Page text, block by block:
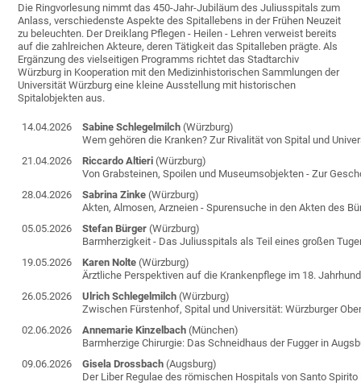
Die Ringvorlesung nimmt das 450-Jahr-Jubiläum des Juliusspitals zum
Anlass, verschiedenste Aspekte des Spitallebens in der Frühen Neuzeit
zu beleuchten. Der Dreiklang Pflegen ­­- Heilen - Lehren verweist bereits
auf die zahlreichen Akteure, deren Tätigkeit das Spitalleben prägte. Als
Ergänzung des vielseitigen Programms richtet das Stadtarchiv
Würzburg in Kooperation mit den Medizinhistorischen Sammlungen der
Universität Würzburg eine kleine Ausstellung mit historischen
Spitalobjekten aus.
14.04.2026 Sabine Schlegelmilch (Würzburg)
Wem gehören die Kranken? Zur Rivalität von Spital und
21.04.2026
Riccardo Altieri (Würzburg)
Von Grabsteinen, Spoilen und Museumsobjekten - Zur
28.04.2026
Sabrina Zinke (Würzburg)
Akten, Almosen, Arzneien - Spurensuche in den Akten des
05.05.2026
Stefan Bürger (Würzburg)
Barmherzigkeit - Das Juliusspitals als Teil eines großen
19.05.2026
Karen Nolte (Würzburg)
Ärztliche Perspektiven auf die Krankenpflege im 18.
26.05.2026
Ulrich Schlegelmilch (Würzburg)
Zwischen Fürstenhof, Spital und Universität: Würzburger
02.06.2026
Annemarie Kinzelbach (München)
Barmherzige Chirurgie: Das Schneidhaus der Fugger in
09.06.2026
Gisela Drossbach (Augsburg)
Der Liber Regulae des römischen Hospitals von Santo